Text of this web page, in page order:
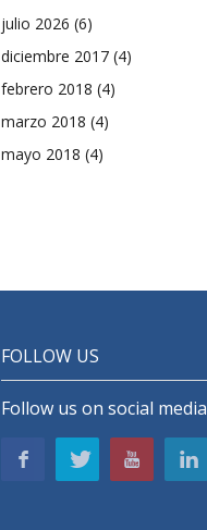
julio 2026 (6)
diciembre 2017 (4)
febrero 2018 (4)
marzo 2018 (4)
mayo 2018 (4)
FOLLOW US
Follow us on social media